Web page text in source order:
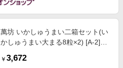
萬坊 いかしゅうまい二箱セット(い
かしゅうまい大まる8粒×2) [A-2]
節の贈り物＆ご褒美ギフト】
￥ 3,672